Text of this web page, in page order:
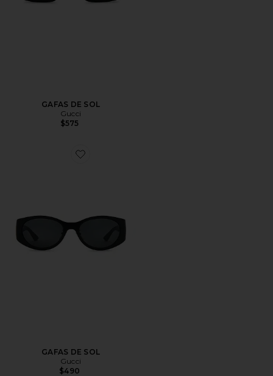
GAFAS DE SOL
Gucci
$575
Favorite GAFAS DE SOL
GAFAS DE SOL
Gucci
$490